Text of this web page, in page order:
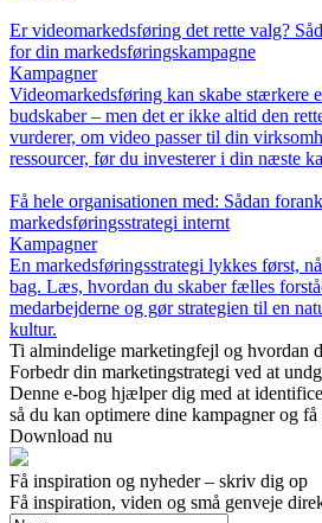
Er videomarkedsføring det rette valg?
for din markedsføringskampagne
Kampagner
Videomarkedsføring kan skabe stærkere
budskaber – men det er ikke altid den
vurderer, om video passer til din
ressourcer, før du investerer i din næste
Få hele organisationen med: Sådan
markedsføringsstrategi internt
Kampagner
En markedsføringsstrategi lykkes først,
bag. Læs, hvordan du skaber fælles
medarbejderne og gør strategien til en
kultur.
Ti almindelige marketingfejl og hvordan
Forbedr din marketingstrategi ved at
Denne e-bog hjælper dig med at
så du kan optimere dine kampagner og få
Download nu
Få inspiration og nyheder – skriv dig op
Få inspiration, viden og små genveje